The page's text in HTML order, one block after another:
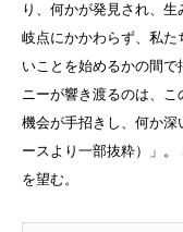
り、何かが発見され、
岐点にかかわらず、私た
いことを始めるかの間
ニーが響き渡るのは、
機会が手招きし、何か
ースより一部抜粋）」 。
を望む。